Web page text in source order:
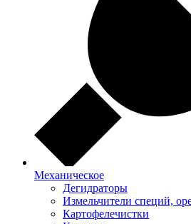
Механическое
Дегидраторы
Измельчители специй,
Картофелечистки